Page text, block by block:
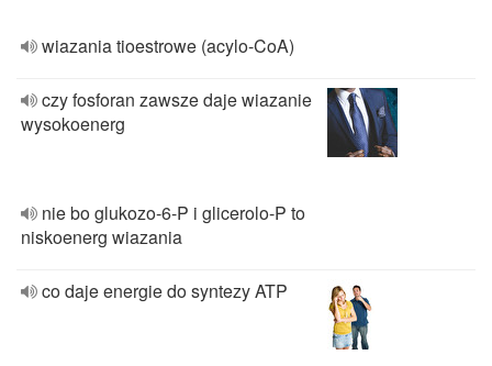
wiazania tioestrowe (acylo-CoA)
czy fosforan zawsze daje wiazanie
wysokoenerg
nie bo glukozo-6-P i glicerolo-P to
niskoenerg wiazania
co daje energie do syntezy ATP